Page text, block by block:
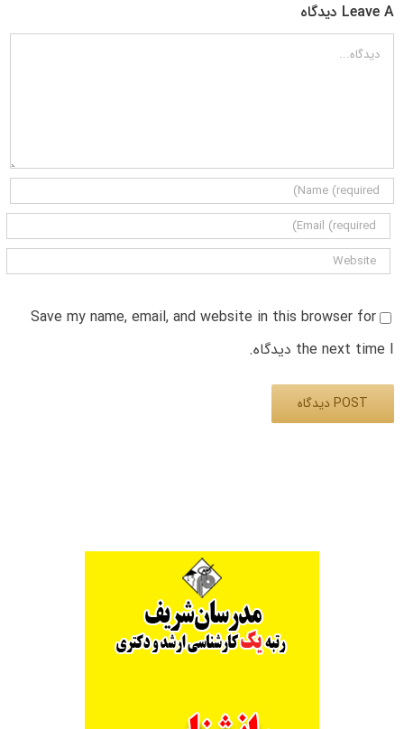
Leave A دیدگاه
دیدگاه
Save my name, email, and website in this browser for
the next time I دیدگاه.